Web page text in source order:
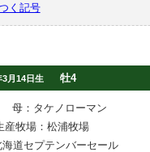
く記号
3月14日生 牡4
母：タケノローマン
産牧場：松浦牧場
海道セプテンバーセール